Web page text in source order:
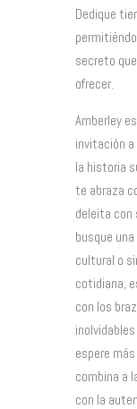
Dedique
secreto
ofrecer.
Amberley
invitación a
la historia
te abraza
deleita con
busque
cultural o
cotidiana,
con los
espere
combina a
con la